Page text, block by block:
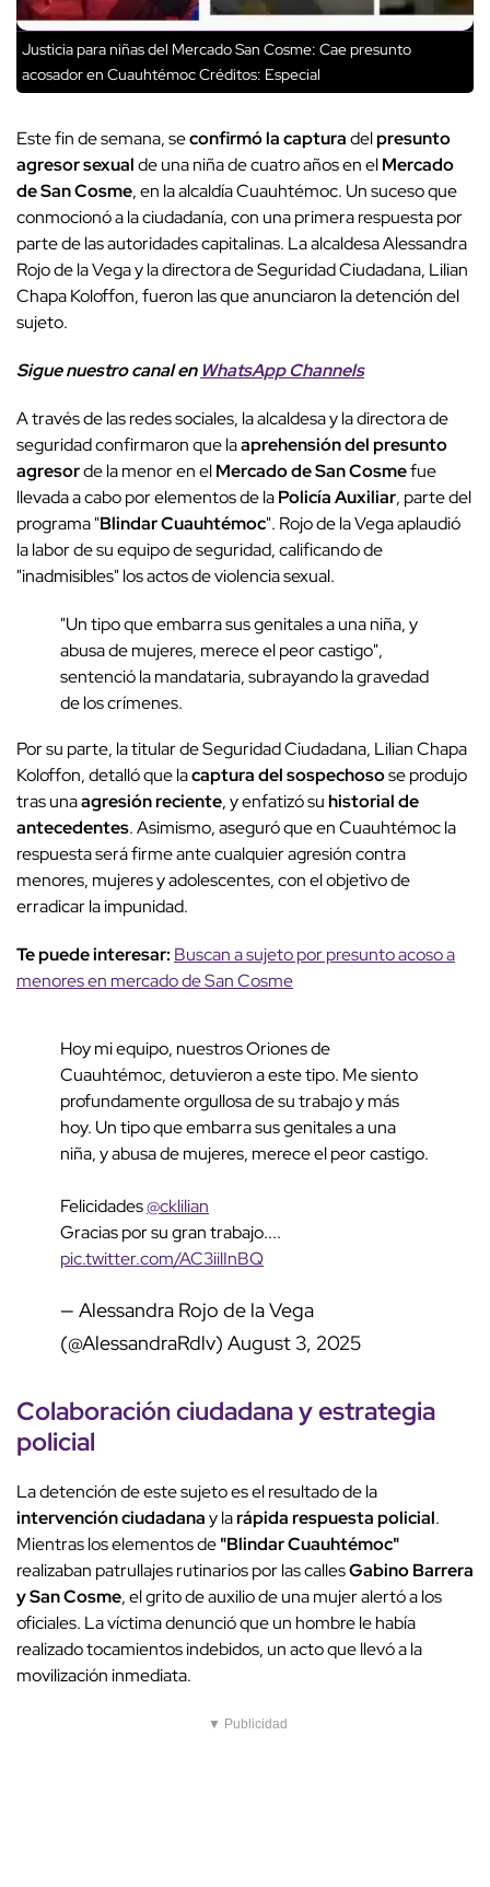
Justicia para niñas del Mercado San Cosme: Cae presunto
acosador en CuauhtémocCréditos: Especial
Este fin de semana, seconfirmó la capturadelpresunto
agresor sexualde una niña de cuatro años en elMercado
de San Cosme, en la alcaldía Cuauhtémoc. Un suceso que
conmocionó a la ciudadanía, con una primera respuesta por
parte de las autoridades capitalinas. La alcaldesa Alessandra
Rojo de la Vega y la directora de Seguridad Ciudadana, Lilian
Chapa Koloffon, fueron las que anunciaron la detención del
sujeto.
Sigue nuestro canal en WhatsApp Channels
A través de las redes sociales, la alcaldesa y la directora de
seguridad confirmaron que laaprehensión del presunto
agresorde la menor en elMercado de San Cosmefue
llevada a cabo por elementos de laPolicía Auxiliar, parte del
programa "Blindar Cuauhtémoc". Rojo de la Vega aplaudió
la labor de su equipo de seguridad, calificando de
"inadmisibles" los actos de violencia sexual.
"Un tipo que embarra sus genitales a una niña, y
abusa de mujeres, merece el peor castigo",
sentenció la mandataria, subrayando la gravedad
de los crímenes.
Por su parte, la titular de Seguridad Ciudadana, Lilian Chapa
Koloffon, detalló que lacaptura del sospechosose produjo
tras unaagresión reciente, y enfatizó suhistorial de
antecedentes. Asimismo, aseguró que en Cuauhtémoc la
respuesta será firme ante cualquier agresión contra
menores, mujeres y adolescentes, con el objetivo de
erradicar la impunidad.
Te puede interesar: Buscan a sujeto por presunto acoso a
menores en mercado de San Cosme
Hoy mi equipo, nuestros Oriones de
Cuauhtémoc, detuvieron a este tipo. Me siento
profundamente orgullosa de su trabajo y más
hoy. Un tipo que embarra sus genitales a una
niña, y abusa de mujeres, merece el peor castigo.
Felicidades@cklilian
Gracias por su gran trabajo....
pic.twitter.com/AC3iilInBQ
— Alessandra Rojo de la Vega
(@AlessandraRdlv) August 3, 2025
Colaboración ciudadana y estrategia
policial
La detención de este sujeto es el resultado de la
intervención ciudadanay larápida respuesta policial.
Mientras los elementos de"Blindar Cuauhtémoc"
realizaban patrullajes rutinarios por las callesGabino Barrera
y San Cosme, el grito de auxilio de una mujer alertó a los
oficiales. La víctima denunció que un hombre le había
realizado tocamientos indebidos, un acto que llevó a la
movilización inmediata.
▼ Publicidad